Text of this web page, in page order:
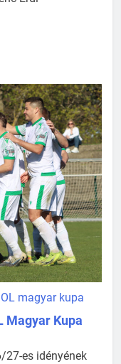
magyar kupa
Magyar Kupa
27-es idényének